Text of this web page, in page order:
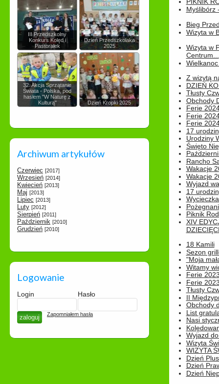
III Przedszkolny
Konkurs Kolęd i
Pastorałek
Dzień Przedszkolaka
2025
32. Akcja Sprzątanie
Świata - Polska, pod
hasłem "W Naturę z
Kulturą"
Dzień Kropki 2025
Archiwum artykułów
Czerwiec [2017]
Wrzesień [2014]
Kwiecień [2013]
Maj [2013]
Lipiec [2013]
Luty [2012]
Sierpień [2011]
Październik [2010]
Grudzień [2010]
Logowanie
Login Hasło
Zapomniałem hasła
Myślibórz
Bieg
Wizyta w
Wizyta w
Centrum...
Z wizytą
DZIEŃ
Tłusty
Obchody
Ferie
Ferie
Ferie
17
Urodziny
Święto
Rancho
Wakacje
Wakacje
Wyjazd
17
Piknik
XIV
18 Kamili
Sezon
"Moja
Witamy
Ferie
Ferie
Tłusty
II
Obchody
List
Nasi
Wyjazd
Wizyta
WIZYTA
Dzień
Dzień
Dzień